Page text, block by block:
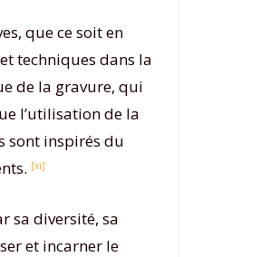
que ce soit en
techniques dans la
de la gravure, qui
l’utilisation de la
sont inspirés du
[xi]
sa diversité, sa
et incarner le